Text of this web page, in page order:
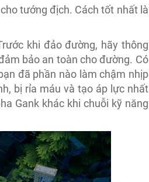
tướng địch. Cách tốt nhất là
khi đảo đường, hãy thông
bảo an toàn cho đường. Có
đã phần nào làm chậm nhịp
bị rỉa máu và tạo áp lực nhất
Gank khác khi chuỗi kỹ năng